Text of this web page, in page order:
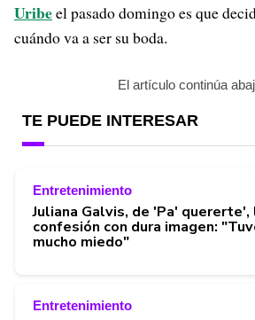
Uribeel pasado domingo es que
cuándo va a ser su boda.
El artículo continúa
TE PUEDE INTERESAR
Entretenimiento
Juliana Galvis, de 'Pa' quererte',
confesión con dura imagen:
mucho miedo"
Entretenimiento